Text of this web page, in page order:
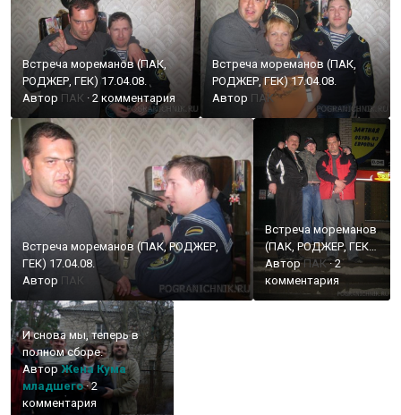
Встреча мореманов (ПАК,
РОДЖЕР, ГЕК) 17.04.08.
Автор ПАК · 2 комментария
Встреча мореманов (ПАК,
РОДЖЕР, ГЕК) 17.04.08.
Автор ПАК
Встреча мореманов (ПАК, РОДЖЕР,
ГЕК) 17.04.08.
Автор ПАК
Встреча мореманов
(ПАК, РОДЖЕР, ГЕК)
17.04.08.
АвторПАК·2
комментария
И снова мы, теперь в
полном сборе.
АвторЖена Кума
младшего·2
комментария